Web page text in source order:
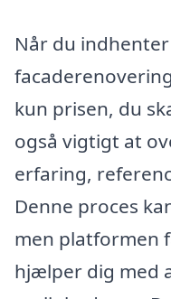
Når du
kun prisen, du
også vigtigt at
erfaring,
Denne proces
men platformen
hjælper dig med